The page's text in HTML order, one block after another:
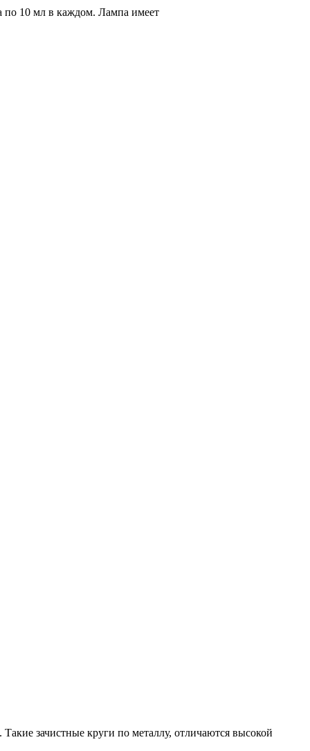
по 10 мл в каждом. Лампа имеет
зачистные круги по металлу, отличаются высокой